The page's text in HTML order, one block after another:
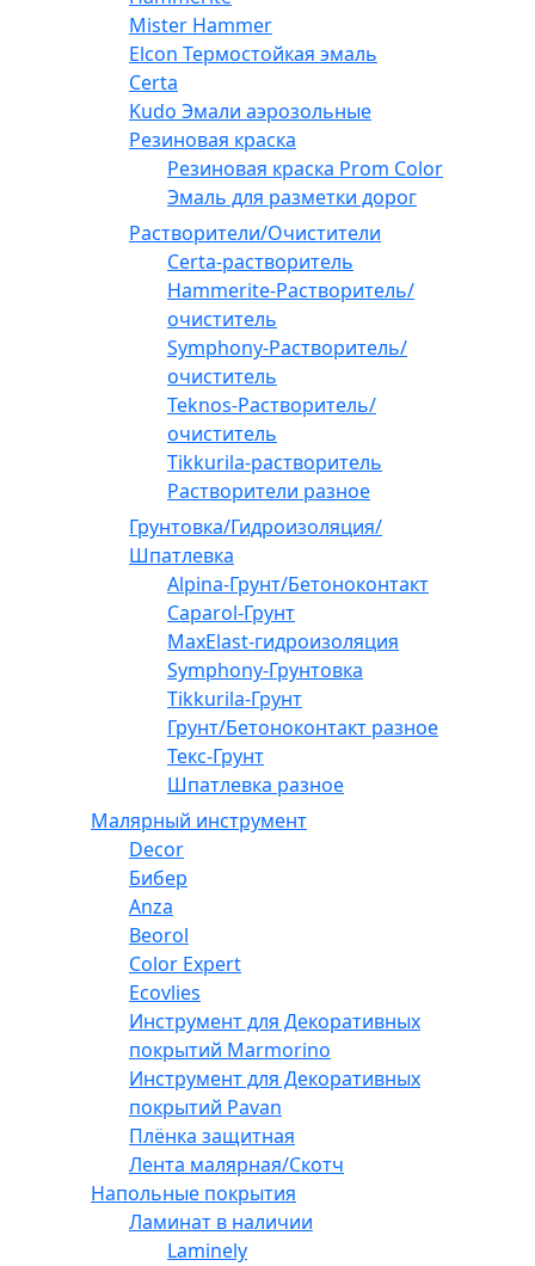
Mister Hammer
Elcon Термостойкая эмаль
Certa
Kudo Эмали аэрозольные
Резиновая краска
Резиновая краска Prom Color
Эмаль для разметки дорог
Растворители/Очистители
Certa-растворитель
Hammerite-Растворитель/
очиститель
Symphony-Растворитель/
очиститель
Teknos-Растворитель/
очиститель
Tikkurila-растворитель
Растворители разное
Грунтовка/Гидроизоляция/
Шпатлевка
Alpina-Грунт/Бетоноконтакт
Caparol-Грунт
MaxElast-гидроизоляция
Symphony-Грунтовка
Tikkurila-Грунт
Грунт/Бетоноконтакт разное
Текс-Грунт
Шпатлевка разное
Малярный инструмент
Decor
Бибер
Anza
Beorol
Color Expert
Ecovlies
Инструмент для Декоративных
покрытий Marmorino
Инструмент для Декоративных
покрытий Pavan
Плёнка защитная
Лента малярная/Скотч
Напольные покрытия
Ламинат в наличии
Laminely